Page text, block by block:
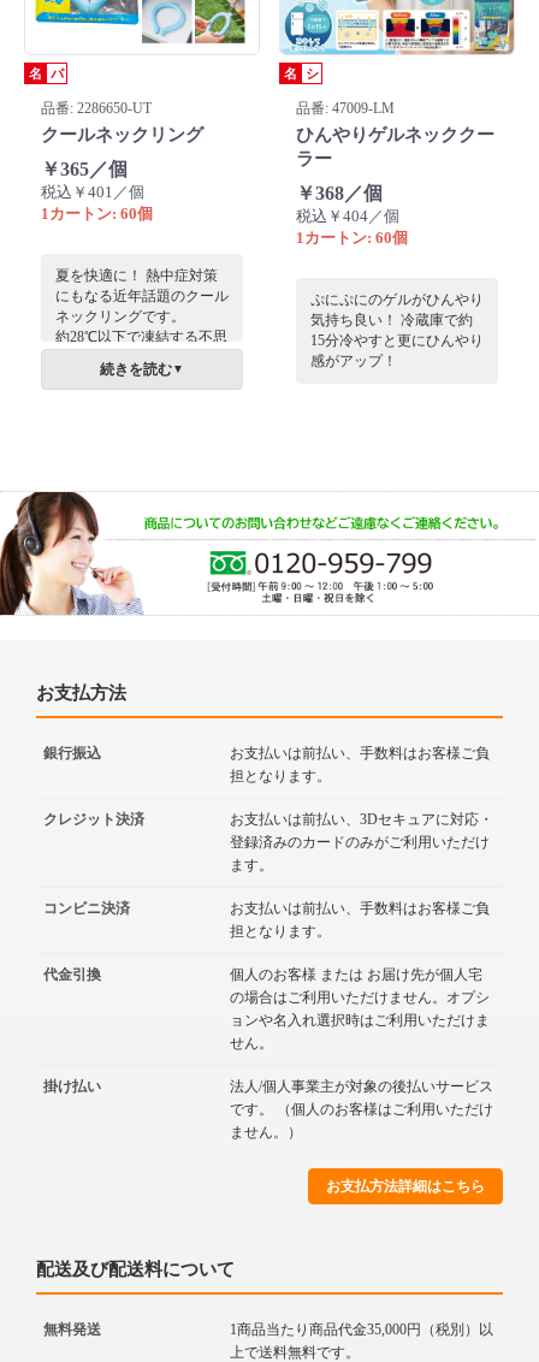
名 パ
品番: 2286650-UT
クールネックリング
￥365／個
税込￥401／個
1カートン: 60個
夏を快適に！ 熱中症対策
にもなる近年話題のクール
ネックリングです。
約28℃以下で凍結する不思
議な素材（PCM）を使っ
ており、じんわりと首元を
続きを読む▼
名 シ
品番: 47009-LM
ひんやりゲルネッククー
ラー
￥368／個
税込￥404／個
1カートン: 60個
ぷにぷにのゲルがひんやり
気持ち良い！ 冷蔵庫で約
15分冷やすと更にひんやり
感がアップ！
お支払方法
銀行振込
お支払いは前払い、手数料はお客様ご負
担となります。
クレジット決済
お支払いは前払い、3Dセキュアに対応・
登録済みのカードのみがご利用いただけ
ます。
コンビニ決済
お支払いは前払い、手数料はお客様ご負
担となります。
代金引換
個人のお客様 または お届け先が個人宅
の場合はご利用いただけません。オプシ
ョンや名入れ選択時はご利用いただけま
せん。
掛け払い
法人/個人事業主が対象の後払いサービス
です。 （個人のお客様はご利用いただけ
ません。）
お支払方法詳細はこちら
配送及び配送料について
無料発送
1商品当たり商品代金35,000円（税別）以
上で送料無料です。